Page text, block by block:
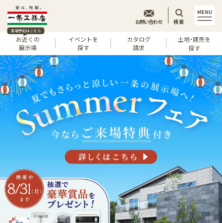
来場予約はこちら
お近くの
展示場
イベントを
探す
カタログ
請求
土地・建売を
探す
お問い合わせ 検索